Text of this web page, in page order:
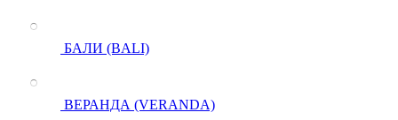
БАЛИ (BALI)
ВЕРАНДА (VERANDA)